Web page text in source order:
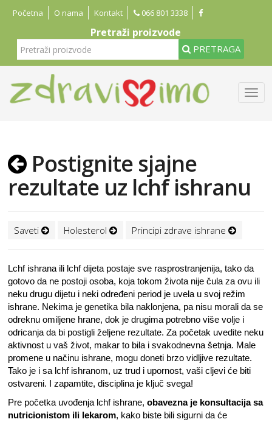
Početna O nama Kontakt 066 801 3338
Pretraži proizvode
PRETRAGA
Postignite sjajne
rezultate uz lchf ishranu
Saveti Holesterol Principi zdrave ishrane
Lchf ishrana ili lchf dijeta postaje sve rasprostranjenija, tako da
gotovo da ne postoji osoba, koja tokom života nije čula za ovu ili
neku drugu dijetu i neki određeni period je uvela u svoj režim
ishrane. Nekima je genetika bila naklonjena, pa nisu morali da se
odreknu omiljene hrane, dok je drugima potrebno više volje i
odricanja da bi postigli željene rezultate. Za početak uvedite neku
aktivnost u vaš život, makar to bila i svakodnevna šetnja. Male
promene u načinu ishrane, mogu doneti brzo vidljive rezultate.
Tako je i sa lchf ishranom, uz trud i upornost, vaši cljevi će biti
ostvareni. I zapamtite, disciplina je ključ svega!
Pre početka uvođenja lchf ishrane,obavezna je konsultacija sa
nutricionistom ili lekarom, kako biste bili sigurni da će